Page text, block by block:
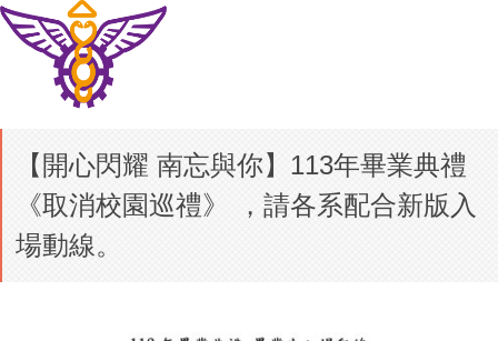
【開心閃耀 南忘與你】113年畢業典禮
《取消校園巡禮》 ，請各系配合新版入
場動線。